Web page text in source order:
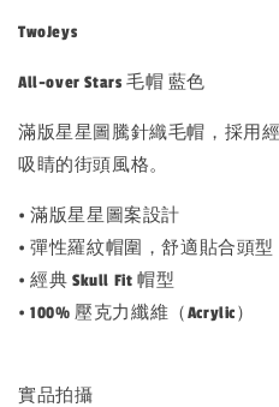
TwoJeys
All-over Stars 毛帽 藍色
滿版星星圖騰針織毛帽，採用
吸睛的街頭風格。
• 滿版星星圖案設計
• 彈性羅紋帽圍，舒適貼合頭型
• 經典 Skull Fit 帽型
• 100% 壓克力纖維（Acrylic）
實品拍攝